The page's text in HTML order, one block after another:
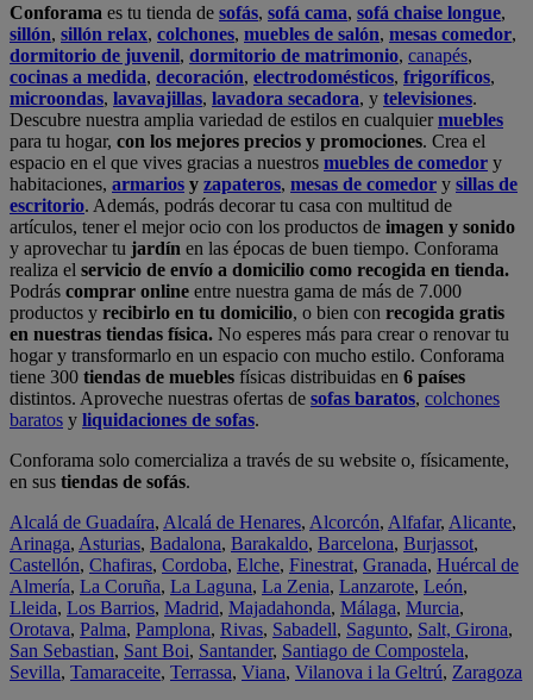
Conforama es tu tienda de sofás, sofá cama, sofá chaise longue,
sillón, sillón relax, colchones, muebles de salón, mesas comedor,
dormitorio de juvenil, dormitorio de matrimonio, canapés,
cocinas a medida, decoración, electrodomésticos, frigoríficos,
microondas, lavavajillas, lavadora secadora, y televisiones.
Descubre nuestra amplia variedad de estilos en cualquiermuebles
para tu hogar, con los mejores precios y promociones. Crea el
espacio en el que vives gracias a nuestros muebles de comedor y
habitaciones, armarios y zapateros, mesas de comedor y sillas de
escritorio. Además, podrás decorar tu casa con multitud de
artículos, tener el mejor ocio con los productos de imagen y sonido
y aprovechar tu jardín en las épocas de buen tiempo. Conforama
realiza el servicio de envío a domicilio como recogida en tienda.
Podrás comprar online entre nuestra gama de más de 7.000
productos y recibirlo en tu domicilio, o bien con recogida gratis
en nuestras tiendas física. No esperes más para crear o renovar tu
hogar y transformarlo en un espacio con mucho estilo. Conforama
tiene 300 tiendas de muebles físicas distribuidas en 6 países
distintos. Aproveche nuestras ofertas de sofas baratos, colchones
baratos y liquidaciones de sofas.
Conforama solo comercializa a través de su website o, físicamente,
en sus tiendas de sofás.
Alcalá de Guadaíra, Alcalá de Henares, Alcorcón, Alfafar, Alicante,
Arinaga, Asturias, Badalona, Barakaldo, Barcelona, Burjassot,
Castellón, Chafiras, Cordoba, Elche, Finestrat, Granada, Huércal de
Almería, La Coruña, La Laguna, La Zenia, Lanzarote, León,
Lleida, Los Barrios, Madrid, Majadahonda, Málaga, Murcia,
Orotava, Palma, Pamplona, Rivas, Sabadell, Sagunto, Salt, Girona,
San Sebastian, Sant Boi, Santander, Santiago de Compostela,
Sevilla, Tamaraceite, Terrassa, Viana, Vilanova i la Geltrú, Zaragoza